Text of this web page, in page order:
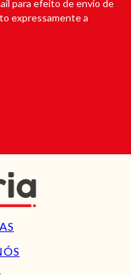
para efeito de envio de
expressamente a